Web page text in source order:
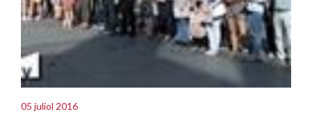
05 juliol 2016